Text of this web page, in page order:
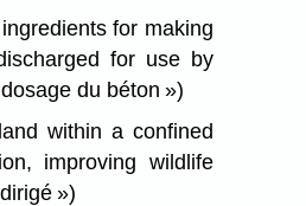
for making
for use by
du béton »)
within a confined
improving wildlife
»)